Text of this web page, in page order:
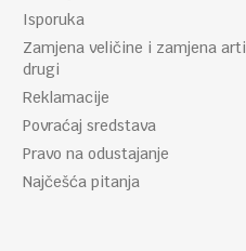
Isporuka
Zamjena veličine i zamjena
drugi
Reklamacije
Povraćaj sredstava
Pravo na odustajanje
Najčešća pitanja